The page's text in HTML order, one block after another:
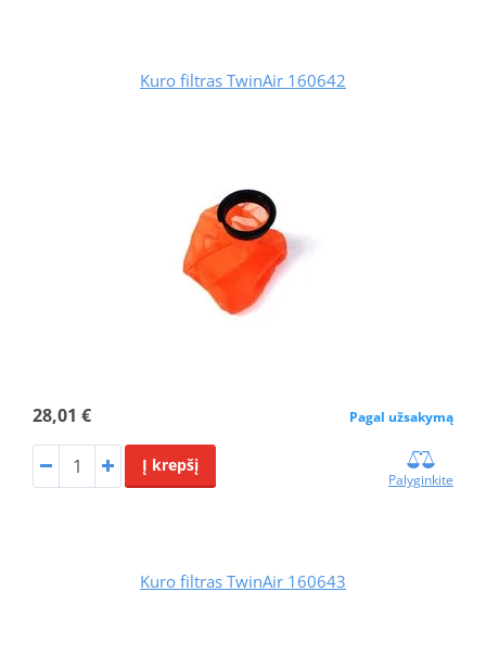
Kuro filtras TwinAir 160642
28,01 € Pagal užsakymą
Į krepšį
Palyginkite
Kuro filtras TwinAir 160643